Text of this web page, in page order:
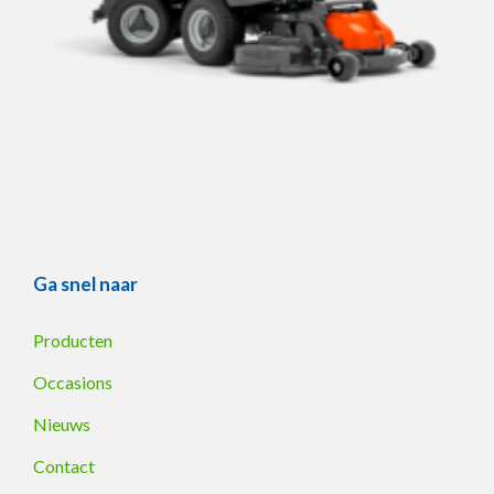
Ga snel naar
Producten
Occasions
Nieuws
Contact